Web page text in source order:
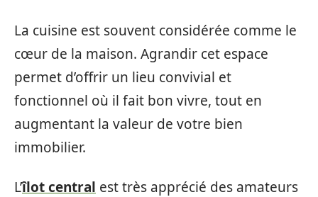
La cuisine est souvent considérée comme le
cœur de la maison. Agrandir cet espace
permet d’offrir un lieu convivial et
fonctionnel où il fait bon vivre, tout en
augmentant la valeur de votre bien
immobilier.
L’îlot central est très apprécié des amateurs